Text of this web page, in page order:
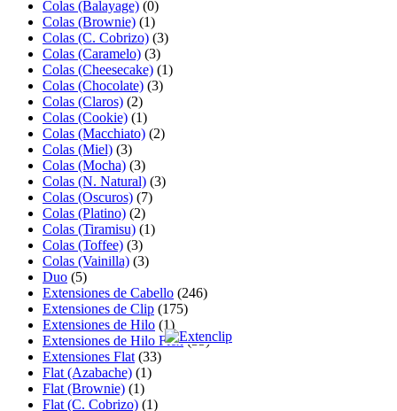
Colas (Balayage) (0)
Colas (Brownie) (1)
Colas (C. Cobrizo) (3)
Colas (Caramelo) (3)
Colas (Cheesecake) (1)
Colas (Chocolate) (3)
Colas (Claros) (2)
Colas (Cookie) (1)
Colas (Macchiato) (2)
Colas (Miel) (3)
Colas (Mocha) (3)
Colas (N. Natural) (3)
Colas (Oscuros) (7)
Colas (Platino) (2)
Colas (Tiramisu) (1)
Colas (Toffee) (3)
Colas (Vainilla) (3)
Duo (5)
Extensiones de Cabello (246)
Extensiones de Clip (175)
Extensiones de Hilo (1)
Extensiones de Hilo Flex (35)
Extensiones Flat (33)
Flat (Azabache) (1)
Flat (Brownie) (1)
Flat (C. Cobrizo) (1)